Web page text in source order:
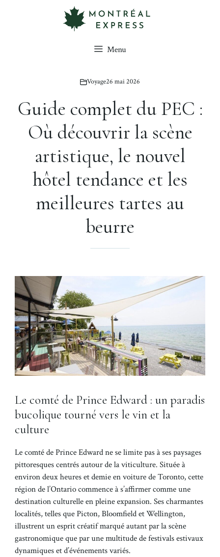
Menu
Voyage26 mai 2026
Guide complet du PEC :
Où découvrir la scène
artistique, le nouvel
hôtel tendance et les
meilleures tartes au
beurre
Le comté de Prince Edward : un paradis
bucolique tourné vers le vin et la
culture
Le comté de Prince Edward ne se limite pas à ses paysages
pittoresques centrés autour de la viticulture. Située à
environ deux heures et demie en voiture de Toronto, cette
région de l’Ontario commence à s’affirmer comme une
destination culturelle en pleine expansion. Ses charmantes
localités, telles que Picton, Bloomfield et Wellington,
illustrent un esprit créatif marqué autant par la scène
gastronomique que par une multitude de festivals estivaux
dynamiques et d’événements variés.